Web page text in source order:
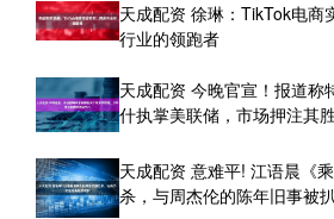
天成配资 徐琳：TikTok电商
行业的领跑者
天成配资 今晚官宣！报道称
什执掌美联储，市场押注其
天成配资 意难平! 江语晨《
杀，与周杰伦的陈年旧事被扒